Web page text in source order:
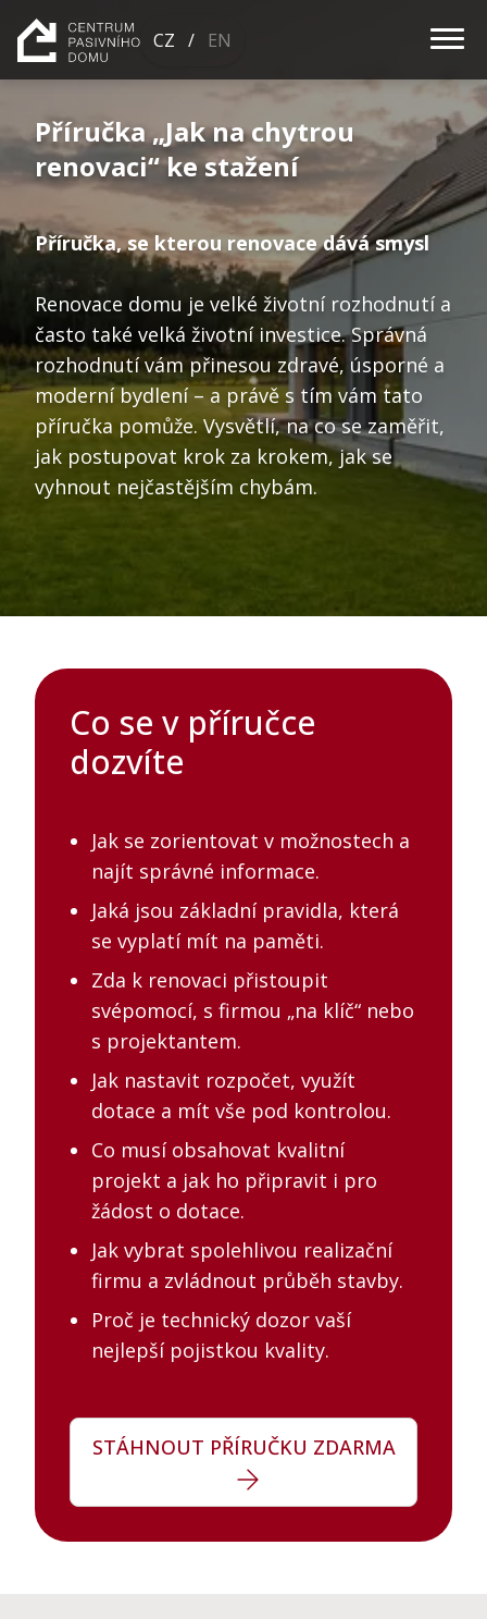
CZ / EN
Příručka „Jak na chytrou
renovaci“ ke stažení
Příručka, se kterou renovace dává smysl
Renovace domu je velké životní rozhodnutí a
často také velká životní investice. Správná
rozhodnutí vám přinesou zdravé, úsporné a
moderní bydlení – a právě s tím vám tato
příručka pomůže. Vysvětlí, na co se zaměřit,
jak postupovat krok za krokem, jak se
vyhnout nejčastějším chybám.
Co se v příručce
dozvíte
Jak se zorientovat v možnostech a
najít správné informace.
Jaká jsou základní pravidla, která
se vyplatí mít na paměti.
Zda k renovaci přistoupit
svépomocí, s firmou „na klíč“ nebo
s projektantem.
Jak nastavit rozpočet, využít
dotace a mít vše pod kontrolou.
Co musí obsahovat kvalitní
projekt a jak ho připravit i pro
žádost o dotace.
Jak vybrat spolehlivou realizační
firmu a zvládnout průběh stavby.
Proč je technický dozor vaší
nejlepší pojistkou kvality.
STÁHNOUT PŘÍRUČKU ZDARMA